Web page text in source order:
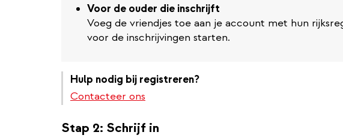
Voor de ouder die inschrijft
Voeg de vriendjes toe aan je account met hun
voor de inschrijvingen starten.
Hulp nodig bij registreren?
Contacteer ons
Stap 2: Schrijf in